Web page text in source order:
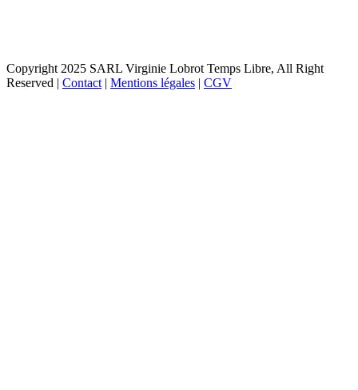
Copyright 2025 SARL Virginie Lobrot Temps Libre, All Right
Reserved | Contact | Mentions légales | CGV